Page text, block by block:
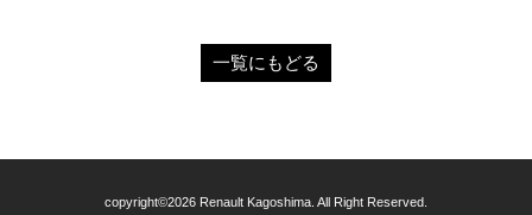
一覧にもどる
copyright©2026 Renault Kagoshima. All Right Reserved.